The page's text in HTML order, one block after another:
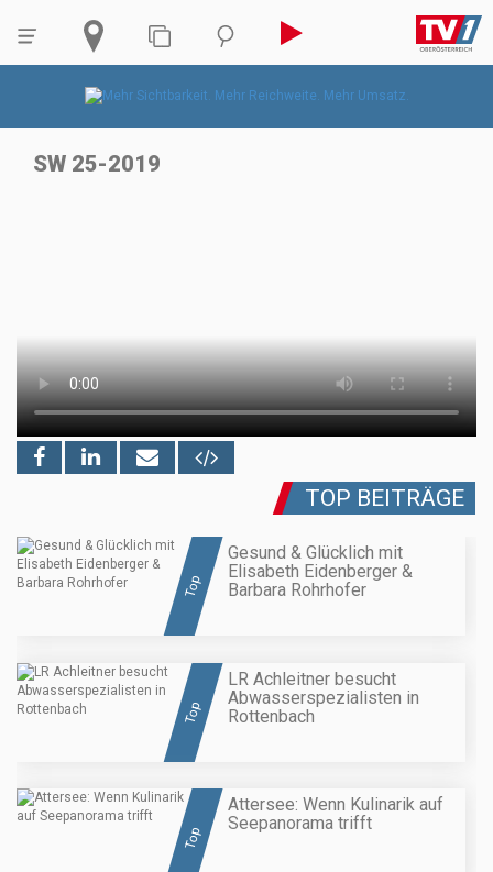
SW 25-2019
TOP BEITRÄGE
Top
Gesund & Glücklich mit
Elisabeth Eidenberger &
Barbara Rohrhofer
Top
LR Achleitner besucht
Abwasserspezialisten in
Rottenbach
Top
Attersee: Wenn Kulinarik auf
Seepanorama trifft